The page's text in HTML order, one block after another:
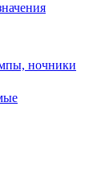
ночники